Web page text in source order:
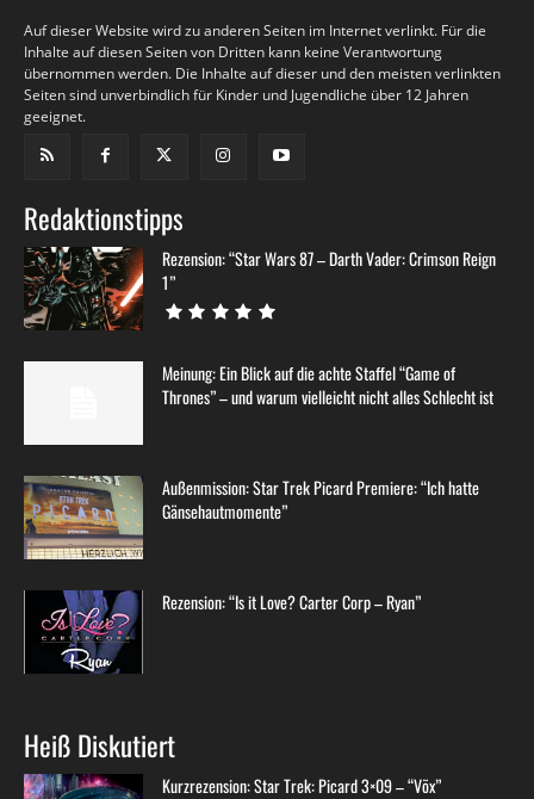
Auf dieser Website wird zu anderen Seiten im Internet verlinkt. Für die
Inhalte auf diesen Seiten von Dritten kann keine Verantwortung
übernommen werden. Die Inhalte auf dieser und den meisten verlinkten
Seiten sind unverbindlich für Kinder und Jugendliche über 12 Jahren
geeignet.
Redaktionstipps
Rezension: “Star Wars 87 – Darth Vader: Crimson Reign
1”
Meinung: Ein Blick auf die achte Staffel “Game of
Thrones” – und warum vielleicht nicht alles Schlecht ist
Außenmission: Star Trek Picard Premiere: “Ich hatte
Gänsehautmomente”
Rezension: “Is it Love? Carter Corp – Ryan”
Heiß Diskutiert
Kurzrezension: Star Trek: Picard 3×09 – “Võx”